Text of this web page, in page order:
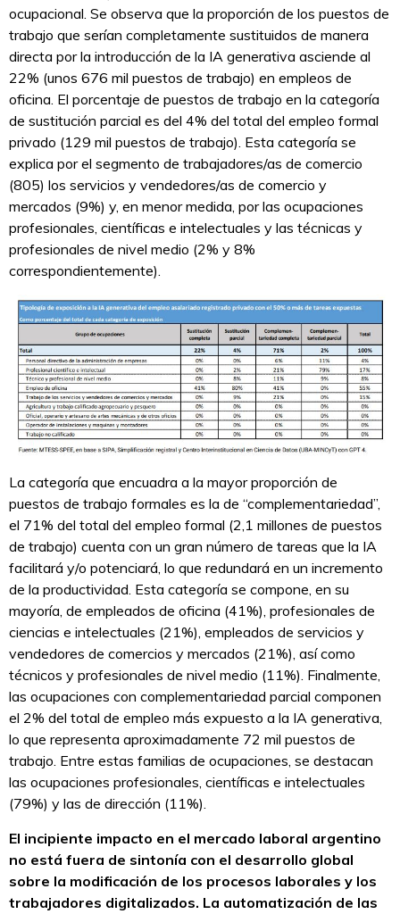
ocupacional. Se observa que la proporción de los puestos de
trabajo que serían completamente sustituidos de manera
directa por la introducción de la IA generativa asciende al
22% (unos 676 mil puestos de trabajo) en empleos de
oficina. El porcentaje de puestos de trabajo en la categoría
de sustitución parcial es del 4% del total del empleo formal
privado (129 mil puestos de trabajo). Esta categoría se
explica por el segmento de trabajadores/as de comercio
(805) los servicios y vendedores/as de comercio y
mercados (9%) y, en menor medida, por las ocupaciones
profesionales, científicas e intelectuales y las técnicas y
profesionales de nivel medio (2% y 8%
correspondientemente).
La categoría que encuadra a la mayor proporción de
puestos de trabajo formales es la de “complementariedad”,
el 71% del total del empleo formal (2,1 millones de puestos
de trabajo) cuenta con un gran número de tareas que la IA
facilitará y/o potenciará, lo que redundará en un incremento
de la productividad. Esta categoría se compone, en su
mayoría, de empleados de oficina (41%), profesionales de
ciencias e intelectuales (21%), empleados de servicios y
vendedores de comercios y mercados (21%), así como
técnicos y profesionales de nivel medio (11%). Finalmente,
las ocupaciones con complementariedad parcial componen
el 2% del total de empleo más expuesto a la IA generativa,
lo que representa aproximadamente 72 mil puestos de
trabajo. Entre estas familias de ocupaciones, se destacan
las ocupaciones profesionales, científicas e intelectuales
(79%) y las de dirección (11%).
El incipiente impacto en el mercado laboral argentino
no está fuera de sintonía con el desarrollo global
sobre la modificación de los procesos laborales y los
trabajadores digitalizados. La automatización de las